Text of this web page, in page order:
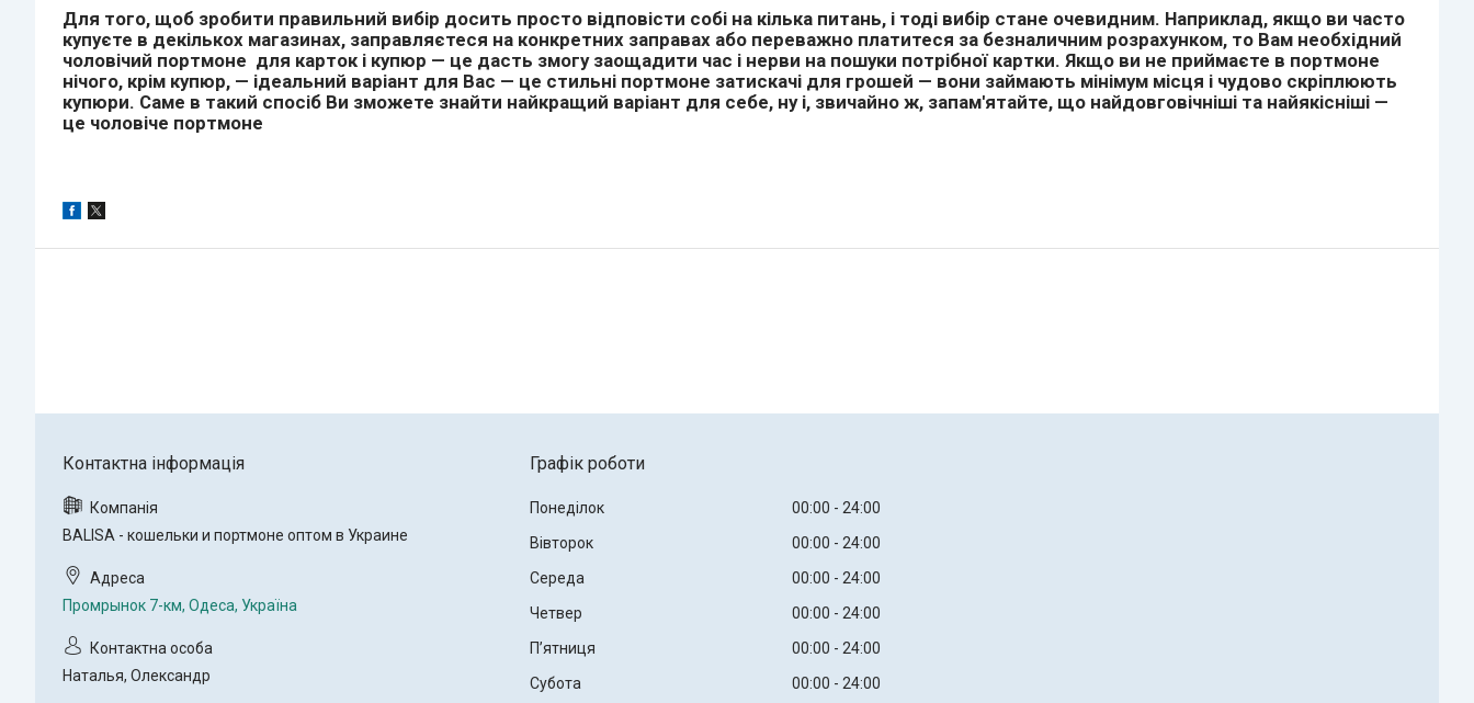
Для того, щоб зробити правильний вибір досить просто відповісти собі на кілька питань, і тоді вибір стане очевидним. Наприклад, якщо ви часто
купуєте в декількох магазинах, заправляєтеся на конкретних заправах або переважно платитеся за безналичним розрахунком, то Вам необхідний
чоловічий портмоне для карток і купюр — це дасть змогу заощадити час і нерви на пошуки потрібної картки. Якщо ви не приймаєте в портмоне
нічого, крім купюр, — ідеальний варіант для Вас — це стильні портмоне затискачі для грошей — вони займають мінімум місця і чудово скріплюють
купюри. Саме в такий спосіб Ви зможете знайти найкращий варіант для себе, ну і, звичайно ж, запам'ятайте, що найдовговічніші та найякісніші —
це чоловіче портмоне
BALISA - кошельки и портмоне оптом в Украине
Промрынок 7-км, Одеса, Україна
Наталья, Олександр
Графік роботи
Понеділок 00:00
24:00
Вівторок
00:00
24:00
Середа
00:00
24:00
Четвер
00:00
24:00
Пʼятниця
00:00
24:00
Субота
00:00 24:00